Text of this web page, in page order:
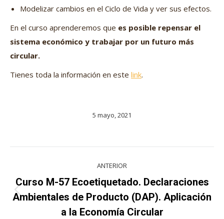
Modelizar cambios en el Ciclo de Vida y ver sus efectos.
En el curso aprenderemos que es posible repensar el
sistema económico y trabajar por un futuro más
circular.
Tienes toda la información en este link.
5 mayo, 2021
entre
proyectos
ANTERIOR
Proyecto
anterior
Curso M-57 Ecoetiquetado. Declaraciones
Ambientales de Producto (DAP). Aplicación
a la Economía Circular